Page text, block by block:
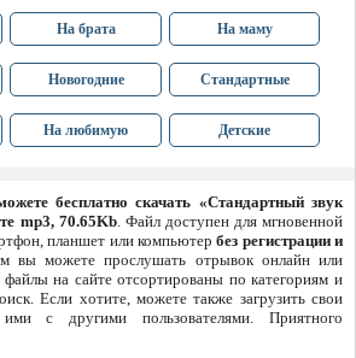
На брата На маму
Новогодние Стандартные
На любимую Детские
бесплатно скачать «Стандартный звук
mp3, 70.65Kb. Файл доступен для мгновенной
планшет или компьютербез регистрации и
вы можете прослушать отрывок онлайн или
на сайте отсортированы по категориям и
Если хотите, можете также загрузить свои
с другими пользователями. Приятного